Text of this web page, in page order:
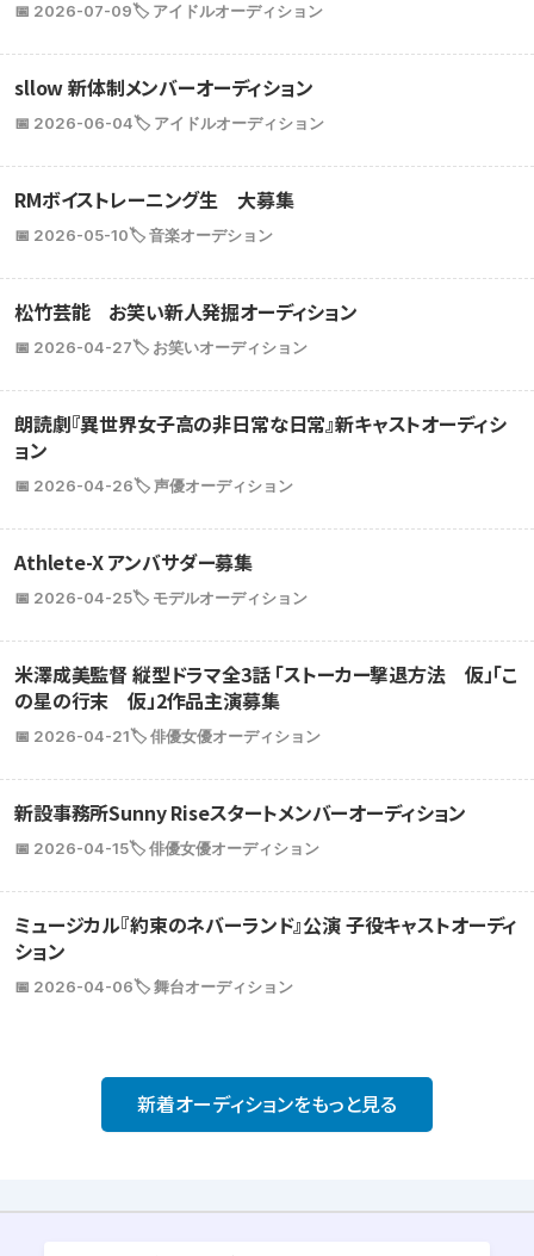
📅 2026-07-09🏷️ アイドルオーディション
sllow 新体制メンバーオーディション
📅 2026-06-04🏷️ アイドルオーディション
RMボイストレーニング生 大募集
📅 2026-05-10🏷️ 音楽オーデション
松竹芸能 お笑い新人発掘オーディション
📅 2026-04-27🏷️ お笑いオーディション
朗読劇『異世界女子高の非日常な日常』新キャストオーディシ
ョン
📅 2026-04-26🏷️ 声優オーディション
Athlete-X アンバサダー募集
📅 2026-04-25🏷️ モデルオーディション
米澤成美監督 縦型ドラマ全3話 「ストーカー撃退方法 仮」「こ
の星の行末 仮」2作品主演募集
📅 2026-04-21🏷️ 俳優女優オーディション
新設事務所Sunny Riseスタートメンバーオーディション
📅 2026-04-15🏷️ 俳優女優オーディション
ミュージカル『約束のネバーランド』公演 子役キャストオーディ
ション
📅 2026-04-06🏷️ 舞台オーディション
新着オーディションをもっと見る